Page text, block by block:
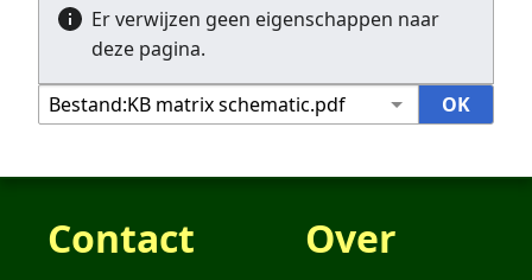
Er verwijzen geen eigenschappen naar
deze pagina.
Contact Over